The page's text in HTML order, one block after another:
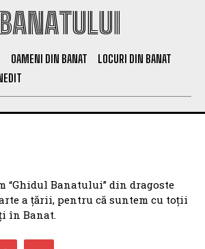
OAMENI DIN BANAT
LOCURI DIN BANAT
“Ghidul Banatului” din dragoste
a țării, pentru că suntem cu toții
în Banat.